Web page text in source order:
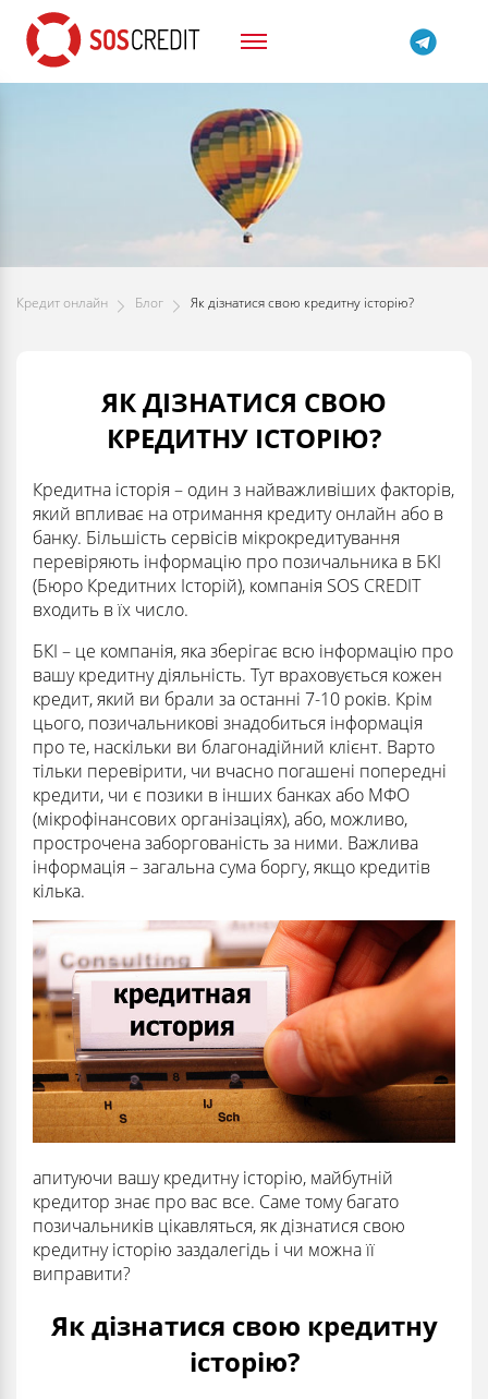
Кредит онлайн Блог Як дізнатися свою кредитну історію?
ЯК ДІЗНАТИСЯ СВОЮ
КРЕДИТНУ ІСТОРІЮ?
Кредитна історія – один з найважливіших факторів,
який впливає на отримання кредиту онлайн або в
банку. Більшість сервісів мікрокредитування
перевіряють інформацію про позичальника в БКІ
(Бюро Кредитних Історій), компанія SOS CREDIT
входить в їх число.
БКІ – це компанія, яка зберігає всю інформацію про
вашу кредитну діяльність. Тут враховується кожен
кредит, який ви брали за останні 7-10 років. Крім
цього, позичальникові знадобиться інформація
про те, наскільки ви благонадійний клієнт. Варто
тільки перевірити, чи вчасно погашені попередні
кредити, чи є позики в інших банках або МФО
(мікрофінансових організаціях), або, можливо,
прострочена заборгованість за ними. Важлива
інформація – загальна сума боргу, якщо кредитів
кілька.
апитуючи вашу кредитну історію, майбутній
кредитор знає про вас все. Саме тому багато
позичальників цікавляться, як дізнатися свою
кредитну історію заздалегідь і чи можна її
виправити?
Як дізнатися свою кредитну
історію?